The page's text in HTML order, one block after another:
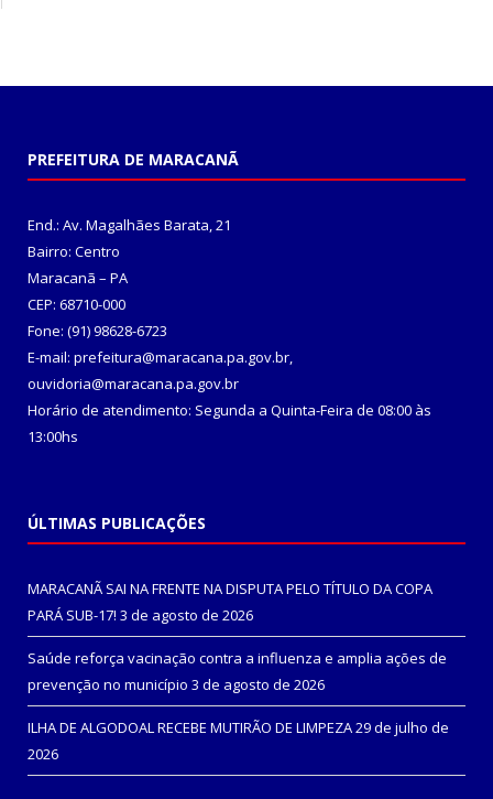
PREFEITURA DE MARACANÃ
End.: Av. Magalhães Barata, 21
Bairro: Centro
Maracanã – PA
CEP: 68710-000
Fone: (91) 98628-6723
E-mail: prefeitura@maracana.pa.gov.br,
ouvidoria@maracana.pa.gov.br
Horário de atendimento: Segunda a Quinta-Feira de 08:00 às
13:00hs
ÚLTIMAS PUBLICAÇÕES
MARACANÃ SAI NA FRENTE NA DISPUTA PELO TÍTULO DA COPA
PARÁ SUB-17! 3 de agosto de 2026
Saúde reforça vacinação contra a influenza e amplia ações de
prevenção no município 3 de agosto de 2026
ILHA DE ALGODOAL RECEBE MUTIRÃO DE LIMPEZA29 de julho de
2026